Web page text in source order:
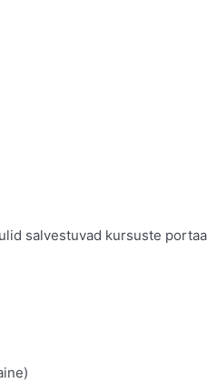
salvestuvad kursuste